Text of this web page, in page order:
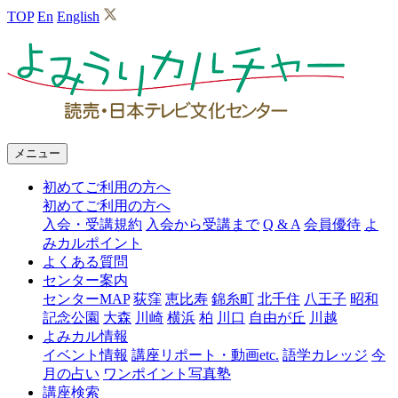
TOP En English
チ
メニュー
初めてご利用の方へ
初めてご利用の方へ
入会・受講規約 入会から受講まで Q & A 会員優待 よ
みカルポイント
よくある質問
センター案内
センターMAP 荻窪 恵比寿 錦糸町 北千住 八王子 昭和
記念公園 大森 川崎 横浜 柏 川口 自由が丘 川越
よみカル情報
イベント情報 講座リポート・動画etc. 語学カレッジ 今
月の占い ワンポイント写真塾
講座検索